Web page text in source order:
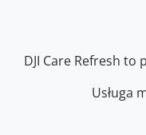
DJI Care Refresh
Usługa